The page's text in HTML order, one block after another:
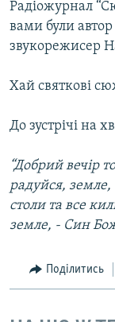
Радіожурнал
вами були автор
звукорежисер
Хай святкові
До зустрічі на
“Добрий вечір
радуйся,
столи та все
земле, - Син
Поділитись